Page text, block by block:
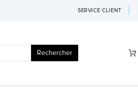
SERVICE CLIENT
Rechercher